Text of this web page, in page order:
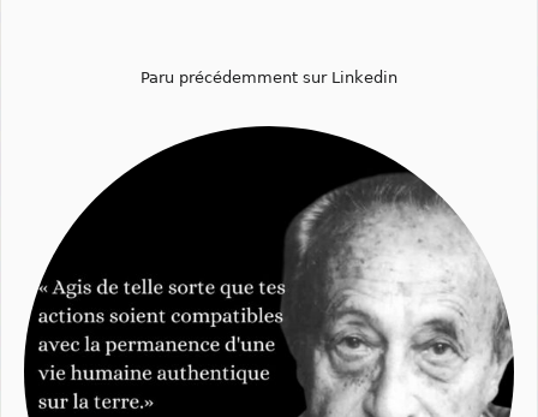
Paru précédemment sur Linkedin